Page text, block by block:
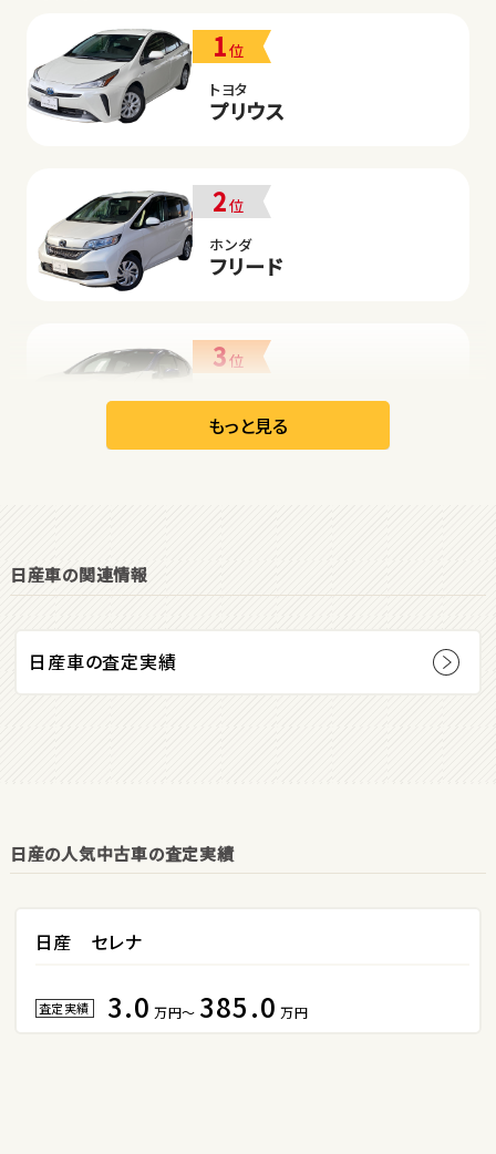
1位
トヨタ
プリウス
2位
ホンダ
フリード
3位
日産
リーフ
ダイハツ
3位
ステーションワゴン
もっと見る
日産車の関連情報
日産車の査定実績
日産の人気中古車の査定実績
日産 セレナ
査定実績 3.0 万円～ 385.0 万円